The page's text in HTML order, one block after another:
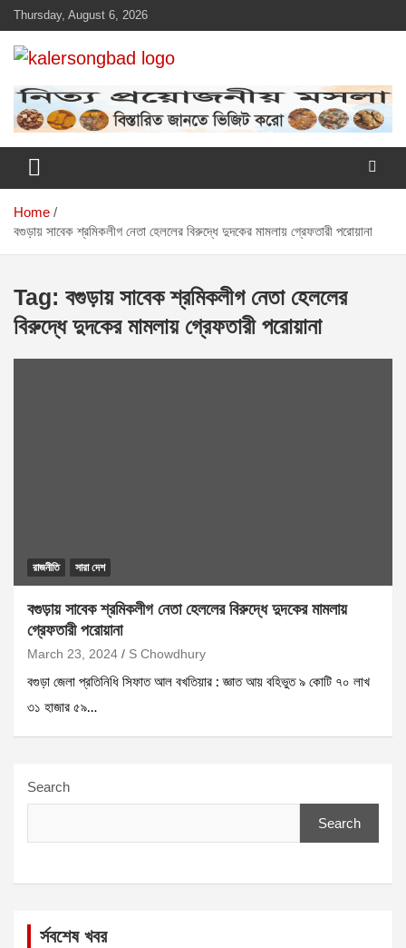
Skip
to
content
Thursday, August 6, 2026
কালের সংবাদ
Home
বগুড়ায় সাবেক শ্রমিকলীগ নেতা হেললের বিরুদ্ধে দুদকের মামলায় গ্রেফতারী পরোয়ানা
Tag: বগুড়ায় সাবেক শ্রমিকলীগ নেতা হেললের
বিরুদ্ধে দুদকের মামলায় গ্রেফতারী পরোয়ানা
রাজনীতি সারা দেশ
বগুড়ায় সাবেক শ্রমিকলীগ নেতা হেললের বিরুদ্ধে দুদকের মামলায়
গ্রেফতারী পরোয়ানা
March 23, 2024 S Chowdhury
বগুড়া জেলা প্রতিনিধি সিফাত আল বখতিয়ার : জ্ঞাত আয় বহিভুত ৯ কোটি ৭০ লাখ
৩১ হাজার ৫৯…
Search
Search
র্সবশেষ খবর